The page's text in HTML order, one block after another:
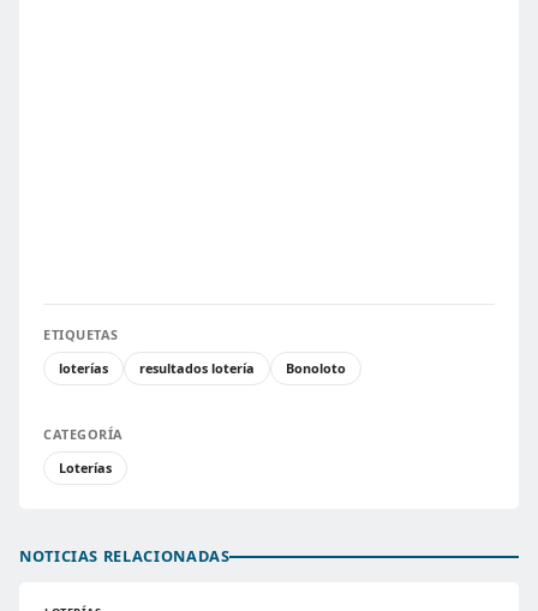
ETIQUETAS
loterías
resultados lotería Bonoloto
CATEGORÍA
Loterías
NOTICIAS RELACIONADAS